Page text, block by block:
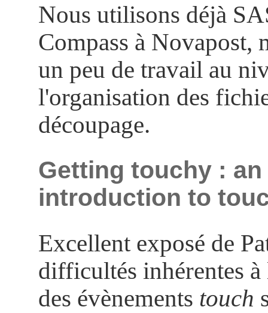
Nous utilisons déjà
Compass à Novapost,
un peu de travail au
l'organisation des
découpage.
Getting touchy : an
introduction to
Excellent exposé de
difficultés inhérentes à
des évènements touch